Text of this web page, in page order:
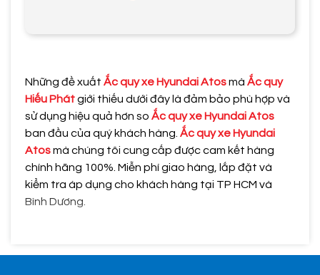
Những đề xuất Ắc quy xe Hyundai Atosmà Ắc quy
Hiếu Phátgiới thiếu dưới đây là đảm bảo phù hợp và
sử dụng hiệu quả hơn so Ắc quy xe Hyundai Atos
ban đầu của quý khách hàng. Ắc quy xe Hyundai
Atosmà chúng tôi cung cấp được cam kết hàng
chính hãng 100%. Miễn phí giao hàng, lắp đặt và
kiểm tra áp dụng cho khách hàng tại TP HCM và
Bình Dương.